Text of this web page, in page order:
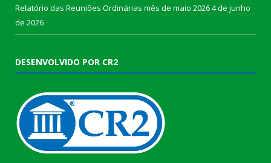
Relatório das Reuniões Ordinárias mês de maio 20264 de junho
de 2026
DESENVOLVIDO POR CR2